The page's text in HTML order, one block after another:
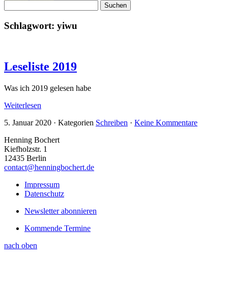
nach:
Schlagwort: yiwu
Leseliste 2019
Was ich 2019 gelesen habe
Weiterlesen
5. Januar 2020 · Kategorien Schreiben · Keine Kommentare
Henning Bochert
Kiefholzstr. 1
12435 Berlin
contact@henningbochert.de
Impressum
Datenschutz
Newsletter abonnieren
Kommende Termine
nach oben